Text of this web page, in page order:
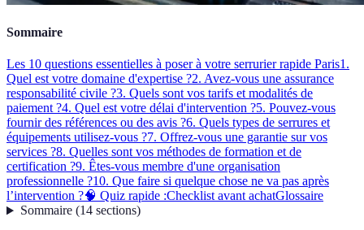
Sommaire
Les 10 questions essentielles à poser à votre serrurier rapide Paris1.
Quel est votre domaine d'expertise ?2. Avez-vous une assurance
responsabilité civile ?3. Quels sont vos tarifs et modalités de
paiement ?4. Quel est votre délai d'intervention ?5. Pouvez-vous
fournir des références ou des avis ?6. Quels types de serrures et
équipements utilisez-vous ?7. Offrez-vous une garantie sur vos
services ?8. Quelles sont vos méthodes de formation et de
certification ?9. Êtes-vous membre d'une organisation
professionnelle ?10. Que faire si quelque chose ne va pas après
l’intervention ?🧠 Quiz rapide :Checklist avant achatGlossaire
Sommaire(14 sections)